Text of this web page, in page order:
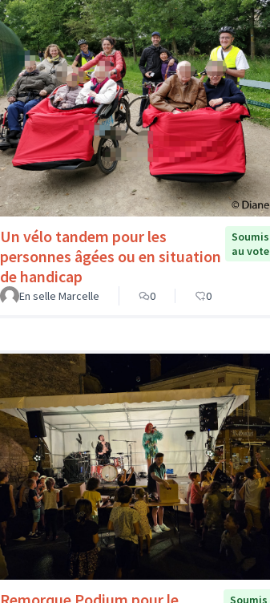
Un vélo tandem pour les
personnes âgées ou en situation
de handicap
Soumis
au vote
En selle Marcelle 0 0
Soumis